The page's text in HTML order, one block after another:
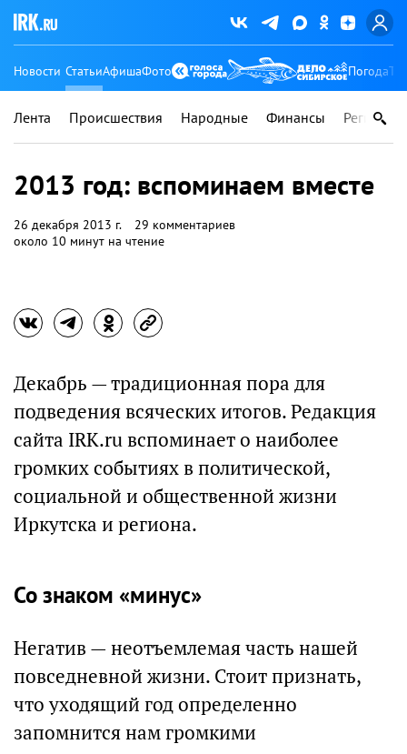
Новости СтатьиАфишаФото Погода
Лента Происшествия Народные Финансы Регионы
2013 год: вспоминаем вместе
26 декабря 2013 г.
29 комментариев
около 10 минут на чтение
Декабрь — традиционная пора для
подведения всяческих итогов. Редакция
сайта IRK.ru вспоминает о наиболее
громких событиях в политической,
социальной и общественной жизни
Иркутска и региона.
Со знаком «минус»
Негатив — неотъемлемая часть нашей
повседневной жизни. Стоит признать,
что уходящий год определенно
запомнится нам громкими